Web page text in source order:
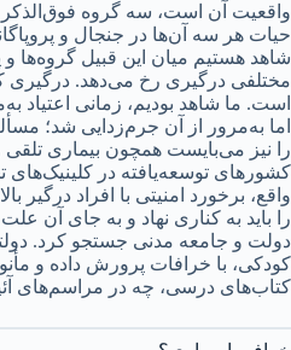
واقعیت آن است، سه گروه فوق‌الذکر
حیات هر سه آ‌ن‌ها در جنجال و
شاهد هستیم میان این قبیل گروه‌ها
مختلفی درگیری رخ می‌دهد.
است. ما شاهد بودیم، زمانی اعتیاد
اما به‌مرور از آن جرم‌زدایی شد؛
را نیز می‌بایست همچون بیماری تلقی
کشورهای توسعه‌یافته در
واقع، برخورد امنیتی با افراد درگیر
را باید به کناری نهاد و به جای آن
دولت و جامعه مدنی جستجو کرد.
کودکی، با خرافات پرورش داده و
کتاب‌های درسی، چه در مراسم‌های